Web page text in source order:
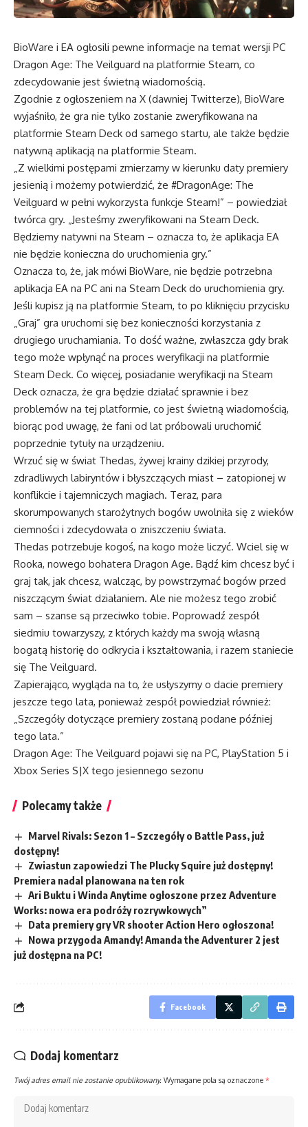
BioWare i EA ogłosili pewne informacje na temat wersji PC
Dragon Age: The Veilguard na platformie Steam, co
zdecydowanie jest świetną wiadomością.
Zgodnie z ogłoszeniem na X (dawniej Twitterze), BioWare
wyjaśniło, że gra nie tylko zostanie zweryfikowana na
platformie Steam Deck od samego startu, ale także będzie
natywną aplikacją na platformie Steam.
„Z wielkimi postępami zmierzamy w kierunku daty premiery
jesienią i możemy potwierdzić, że #DragonAge: The
Veilguard w pełni wykorzysta funkcje Steam!” – powiedział
twórca gry. „Jesteśmy zweryfikowani na Steam Deck.
Będziemy natywni na Steam – oznacza to, że aplikacja EA
nie będzie konieczna do uruchomienia gry.”
Oznacza to, że, jak mówi BioWare, nie będzie potrzebna
aplikacja EA na PC ani na Steam Deck do uruchomienia gry.
Jeśli kupisz ją na platformie Steam, to po kliknięciu przycisku
„Graj” gra uruchomi się bez konieczności korzystania z
drugiego uruchamiania. To dość ważne, zwłaszcza gdy brak
tego może wpłynąć na proces weryfikacji na platformie
Steam Deck. Co więcej, posiadanie weryfikacji na Steam
Deck oznacza, że gra będzie działać sprawnie i bez
problemów na tej platformie, co jest świetną wiadomością,
biorąc pod uwagę, że fani od lat próbowali uruchomić
poprzednie tytuły na urządzeniu.
Wrzuć się w świat Thedas, żywej krainy dzikiej przyrody,
zdradliwych labiryntów i błyszczących miast – zatopionej w
konflikcie i tajemniczych magiach. Teraz, para
skorumpowanych starożytnych bogów uwolniła się z wieków
ciemności i zdecydowała o zniszczeniu świata.
Thedas potrzebuje kogoś, na kogo może liczyć. Wciel się w
Rooka, nowego bohatera Dragon Age. Bądź kim chcesz być i
graj tak, jak chcesz, walcząc, by powstrzymać bogów przed
niszczącym świat działaniem. Ale nie możesz tego zrobić
sam – szanse są przeciwko tobie. Poprowadź zespół
siedmiu towarzyszy, z których każdy ma swoją własną
bogatą historię do odkrycia i kształtowania, i razem staniecie
się The Veilguard.
Zapierająco, wygląda na to, że usłyszymy o dacie premiery
jeszcze tego lata, ponieważ zespół powiedział również:
„Szczegóły dotyczące premiery zostaną podane później
tego lata.”
Dragon Age: The Veilguard pojawi się na PC, PlayStation 5 i
Xbox Series S|X tego jesiennego sezonu
Polecamy także
Marvel Rivals: Sezon 1 – Szczegóły o Battle Pass, już
dostępny!
Zwiastun zapowiedzi The Plucky Squire już dostępny!
Premiera nadal planowana na ten rok
Ari Buktu i Winda Anytime ogłoszone przez Adventure
Works: nowa era podróży rozrywkowych”
Data premiery gry VR shooter Action Hero ogłoszona!
Nowa przygoda Amandy! Amanda the Adventurer 2 jest
już dostępna na PC!
Facebook
Dodaj komentarz
Twój adres email nie zostanie opublikowany. Wymagane pola są oznaczone *